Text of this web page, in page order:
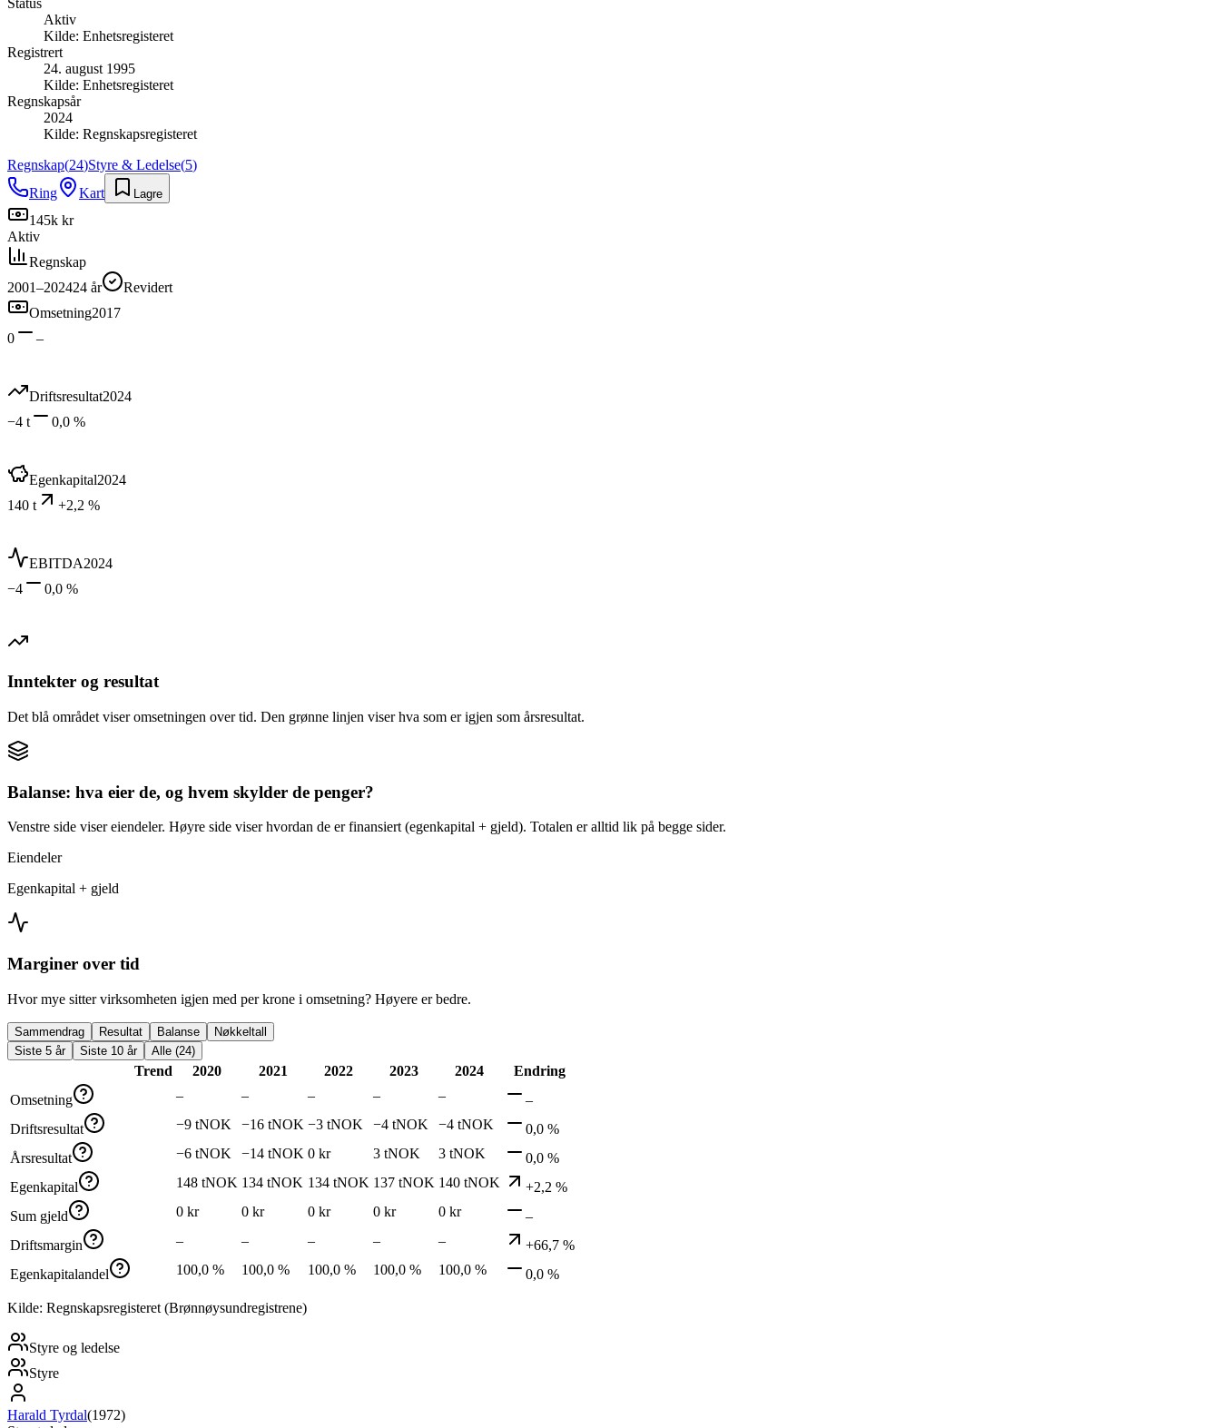
Aktiv
Kilde: Enhetsregisteret
Registrert
24. august 1995
Kilde: Enhetsregisteret
Regnskapsår
2024
Kilde: Regnskapsregisteret
Regnskap(24)Styre & Ledelse(5)
Ring
Kart Lagre
145k kr
Aktiv
Regnskap
2001–202424 år
Revidert
Omsetning2017
0
–
Driftsresultat2024
−4 t
0,0 %
Egenkapital2024
140 t
+2,2 %
EBITDA2024
−4
0,0 %
Inntekter og resultat
Det blå området viser omsetningen over tid. Den grønne linjen viser hva som er igjen som årsresultat.
Balanse: hva eier de, og hvem skylder de penger?
Venstre side viser eiendeler. Høyre side viser hvordan de er finansiert (egenkapital + gjeld). Totalen er alltid lik på begge sider.
Eiendeler
Egenkapital + gjeld
Marginer over tid
Hvor mye sitter virksomheten igjen med per krone i omsetning? Høyere er bedre.
Sammendrag Resultat Balanse
Nøkkeltall
Siste 5 år
Siste 10 år Alle (24)
Trend 2020 2021 2022 2023 2024
Endring
Omsetning
– – – – –
–
Driftsresultat
−9 tNOK −16 tNOK −3 tNOK −4 tNOK −4 tNOK
0,0 %
Årsresultat
−6 tNOK −14 tNOK 0 kr 3 tNOK 3 tNOK
0,0 %
Egenkapital
148 tNOK 134 tNOK 134 tNOK 137 tNOK 140 tNOK
+2,2 %
Sum gjeld
0 kr 0 kr 0 kr 0 kr 0 kr
–
Driftsmargin
– – – – –
+66,7 %
Egenkapitalandel
100,0 % 100,0 % 100,0 % 100,0 % 100,0 % 0,0 %
Kilde: Regnskapsregisteret (Brønnøysundregistrene)
Styre og ledelse
Styre
Harald Tyrdal(1972)